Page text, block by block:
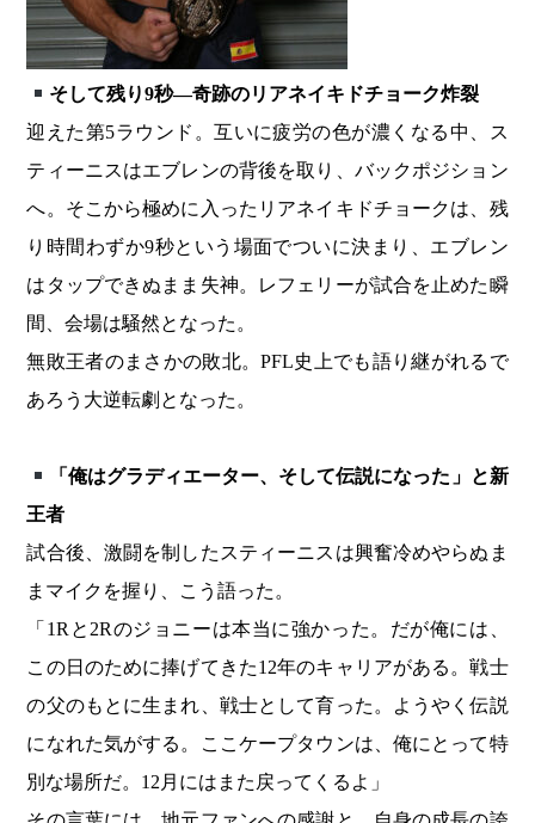
そして残り9秒―奇跡のリアネイキドチョーク炸裂
迎えた第5ラウンド。互いに疲労の色が濃くなる中、ス
ティーニスはエブレンの背後を取り、バックポジション
へ。そこから極めに入ったリアネイキドチョークは、残
り時間わずか9秒という場面でついに決まり、エブレン
はタップできぬまま失神。レフェリーが試合を止めた瞬
間、会場は騒然となった。
無敗王者のまさかの敗北。PFL史上でも語り継がれるで
あろう大逆転劇となった。
「俺はグラディエーター、そして伝説になった」と新
王者
試合後、激闘を制したスティーニスは興奮冷めやらぬま
まマイクを握り、こう語った。
「1Rと2Rのジョニーは本当に強かった。だが俺には、
この日のために捧げてきた12年のキャリアがある。戦士
の父のもとに生まれ、戦士として育った。ようやく伝説
になれた気がする。ここケープタウンは、俺にとって特
別な場所だ。12月にはまた戻ってくるよ」